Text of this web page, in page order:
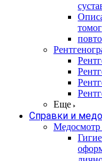
Еще
Справки и
Медосмотр